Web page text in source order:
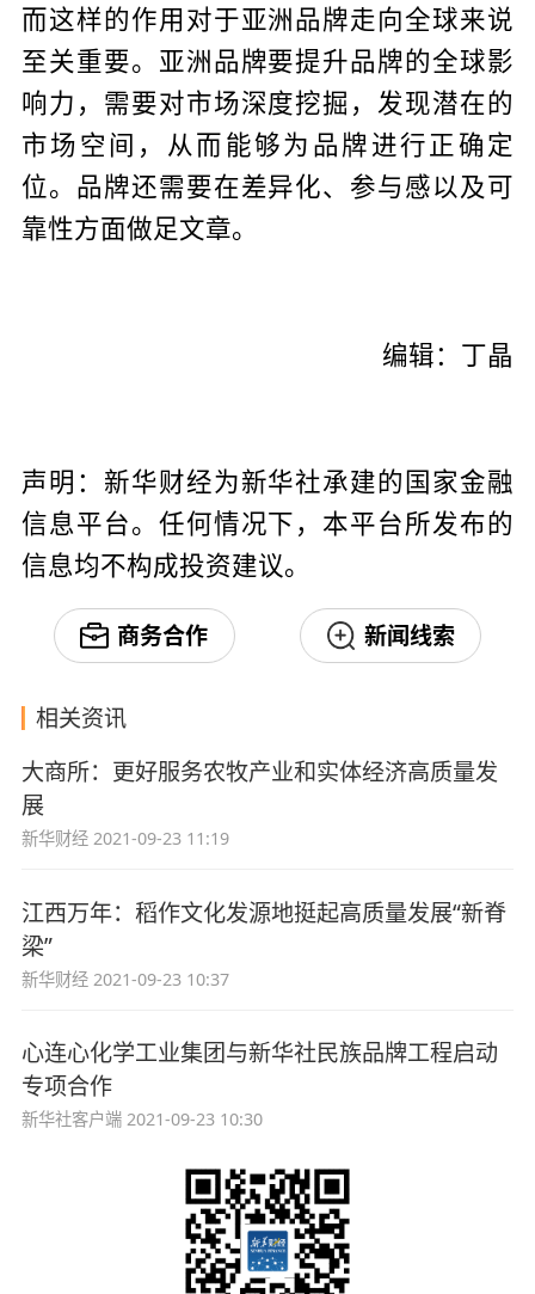
而这样的作用对于亚洲品牌走向全球来说
至关重要。亚洲品牌要提升品牌的全球影
响力，需要对市场深度挖掘，发现潜在的
市场空间，从而能够为品牌进行正确定
位。品牌还需要在差异化、参与感以及可
靠性方面做足文章。
编辑：丁晶
声明：新华财经为新华社承建的国家金融
信息平台。任何情况下，本平台所发布的
信息均不构成投资建议。
商务合作 新闻线索
相关资讯
大商所：更好服务农牧产业和实体经济高质量发
展
新华财经 2021-09-23 11:19
江西万年：稻作文化发源地挺起高质量发展“新脊
梁”
新华财经 2021-09-23 10:37
心连心化学工业集团与新华社民族品牌工程启动
专项合作
新华社客户端 2021-09-23 10:30